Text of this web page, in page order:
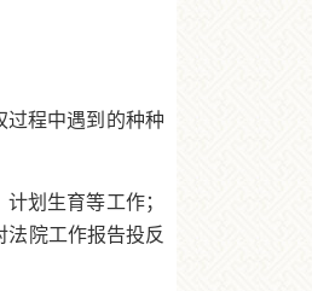
过程中遇到的种种
划生育等工作；
法院工作报告投反